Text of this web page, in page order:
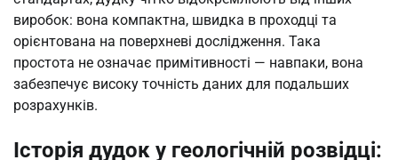
виробок: вона компактна, швидка в проходці та
орієнтована на поверхневі дослідження. Така
простота не означає примітивності — навпаки, вона
забезпечує високу точність даних для подальших
розрахунків.
Історія дудок у геологічній розвідці: